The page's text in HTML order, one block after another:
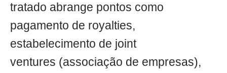
tratado abrange pontos como
pagamento de royalties,
estabelecimento de joint
ventures (associação de empresas),